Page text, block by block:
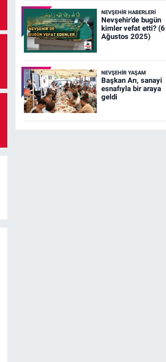
NEVŞEHIR HABERLERI
Nevşehir’de bugün
kimler vefat etti? (6
Ağustos 2025)
NEVŞEHIR YAŞAM
Başkan Arı, sanayi
esnafıyla bir araya
geldi